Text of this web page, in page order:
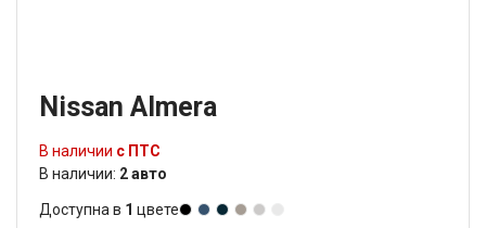
Nissan Almera
В наличии с ПТС
В наличии: 2 авто
Доступна в 1 цвете